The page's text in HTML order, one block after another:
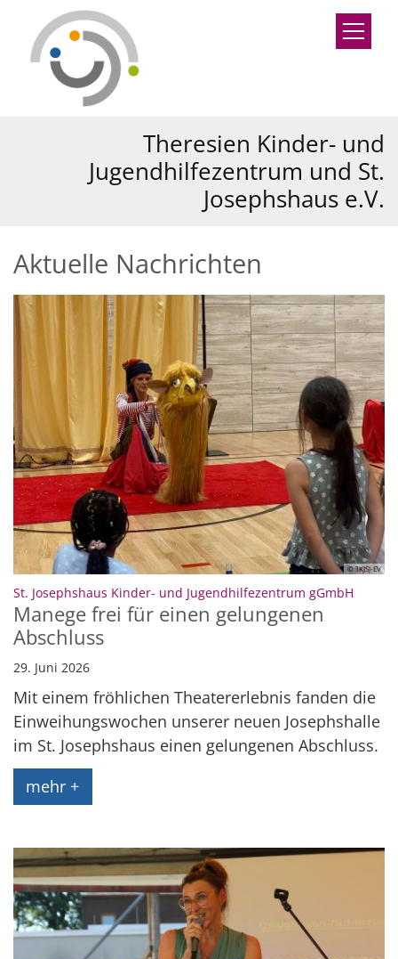
Zum Inhalt springen
Theresien Kinder- und
Jugendhilfezentrum und St.
Josephshaus e.V.
Aktuelle Nachrichten
© TKJSJ-EV
St. Josephshaus Kinder- und Jugendhilfezentrum gGmbH
Manege frei für einen gelungenen
Abschluss
29. Juni 2026
Mit einem fröhlichen Theatererlebnis fanden die
Einweihungswochen unserer neuen Josephshalle
im St. Josephshaus einen gelungenen Abschluss.
mehr +